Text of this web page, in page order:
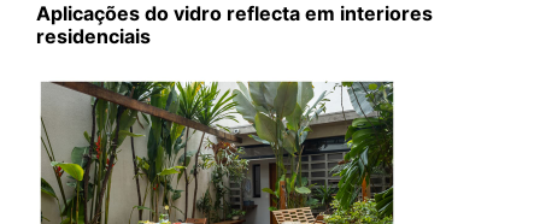
Aplicações do vidro reflecta em interiores
residenciais